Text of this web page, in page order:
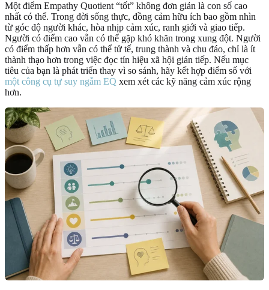
Một điểm Empathy Quotient “tốt” không đơn giản là con số cao
nhất có thể. Trong đời sống thực, đồng cảm hữu ích bao gồm nhìn
từ góc độ người khác, hòa nhịp cảm xúc, ranh giới và giao tiếp.
Người có điểm cao vẫn có thể gặp khó khăn trong xung đột. Người
có điểm thấp hơn vẫn có thể tử tế, trung thành và chu đáo, chỉ là ít
thành thạo hơn trong việc đọc tín hiệu xã hội gián tiếp. Nếu mục
tiêu của bạn là phát triển thay vì so sánh, hãy kết hợp điểm số với
một công cụ tự suy ngẫm EQ xem xét các kỹ năng cảm xúc rộng
hơn.